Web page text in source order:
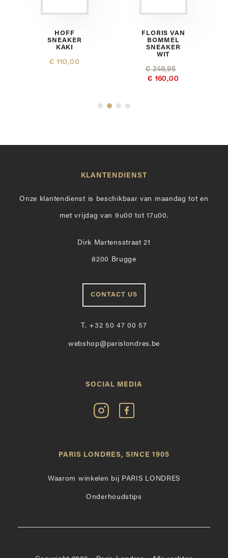
HOFF
SNEAKER
KAKI
€ 110,00
FLORIS VAN
BOMMEL
SNEAKER
WIT
€ 249,95
€ 160,00
KLANTENDIENST
Onze klantendienst is beschikbaar van maandag tot en
met vrijdag van 9u00 tot 17u00.
Dirk Martensstraat 21
8200 Brugge
CONTACT US
T. +32 50 47 00 57
webshop@parislondres.be
SOCIAL MEDIA
Volg
Paris
Instagram
Vind
op
PARIS LONDRES, SINCE 1905
Waarom winkelen bij PARIS LONDRES
Onderhoudstips